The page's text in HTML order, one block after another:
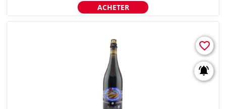
ACHETER
notifications_active
favorite_border